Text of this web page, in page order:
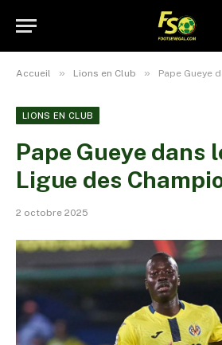
Accueil » Lions en Club » Pape Gueye dans
LIONS EN CLUB
Pape Gueye dans
Ligue des
2 octobre 2025